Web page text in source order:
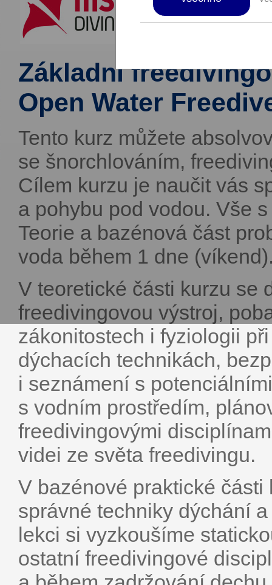
Základní
Open Water
Tento kurz můžete
se šnorchlováním,
Cílem kurzu je naučit vás
a pohybu pod vodou. Vše
Teorie a bazénová část
voda během 1 dne
V teoretické části kurzu se
freedivingovou výstroj,
zákonitostech i fyziologii
dýchacích technikách,
i seznámení s
s vodním prostředím,
freedivingovými
videi ze světa freedivingu.
V bazénové praktické
správné techniky dýchání
lekci si vyzkoušíme
ostatní freedivingové